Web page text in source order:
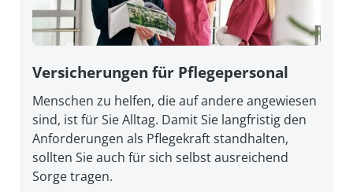
Versicherungen für Pflegepersonal
Menschen zu helfen, die auf andere angewiesen
sind, ist für Sie Alltag. Damit Sie lang­fristig den
An­forderungen als Pflege­kraft stand­halten,
sollten Sie auch für sich selbst aus­reichend
Sorge tragen.